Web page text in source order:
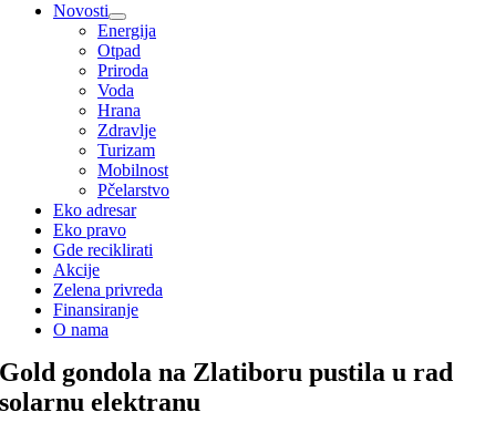
Novosti
Energija
Otpad
Priroda
Voda
Hrana
Zdravlje
Turizam
Mobilnost
Pčelarstvo
Eko adresar
Eko pravo
Gde reciklirati
Akcije
Zelena privreda
Finansiranje
O nama
Gold gondola na Zlatiboru pustila u rad
solarnu elektranu